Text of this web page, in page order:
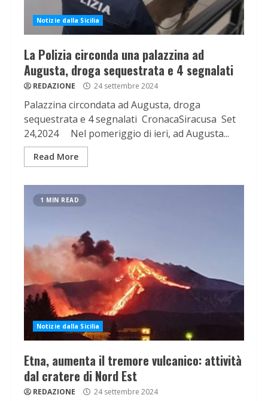
Notizie dalla Sicilia
La Polizia circonda una palazzina ad
Augusta, droga sequestrata e 4 segnalati
REDAZIONE 24 settembre 2024
Palazzina circondata ad Augusta, droga
sequestrata e 4 segnalati CronacaSiracusa Set
24,2024 Nel pomeriggio di ieri, ad Augusta...
Read More
1 MIN READ
Notizie dalla Sicilia
Etna, aumenta il tremore vulcanico: attività
dal cratere di Nord Est
REDAZIONE 24 settembre 2024